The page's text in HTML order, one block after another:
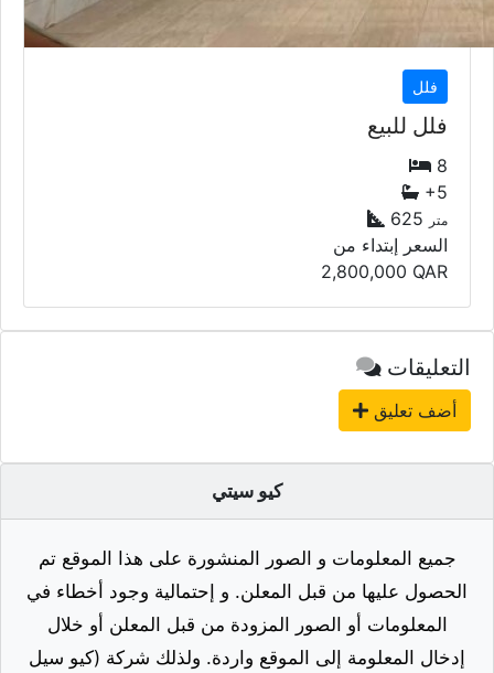
فلل
فلل للبيع
8
+5
625
متر
السعر إبتداء من
2,800,000 QAR
التعليقات
أضف تعليق
كيو سيتي
جميع المعلومات و الصور المنشورة على هذا الموقع تم
الحصول عليها من قبل المعلن. و إحتمالية وجود أخطاء في
المعلومات أو الصور المزودة من قبل المعلن أو خلال
إدخال المعلومة إلى الموقع واردة. ولذلك شركة (كيو سيل